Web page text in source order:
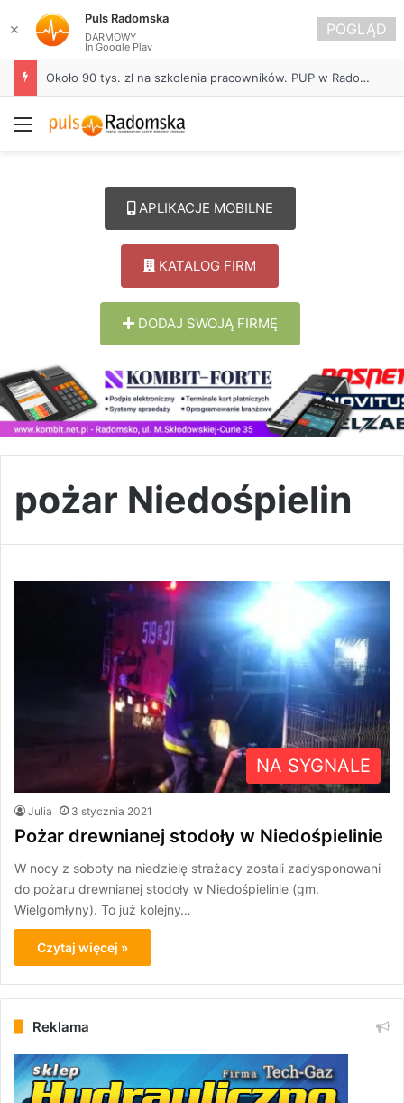
Około 90 tys. zł na szkolenia pracowników. PUP w Radomsku ogłasza nabór wniosków
Menu
APLIKACJE MOBILNE
KATALOG FIRM
DODAJ SWOJĄ FIRMĘ
pożar Niedośpielin
NA SYGNALE
Julia 3 stycznia 2021
Pożar drewnianej stodoły w Niedośpielinie
W nocy z soboty na niedzielę strażacy zostali zadysponowani
do pożaru drewnianej stodoły w Niedośpielinie (gm.
Wielgomłyny). To już kolejny…
Czytaj więcej »
Reklama
✕
Puls Radomska
DARMOWY
In Google Play
POGLĄD